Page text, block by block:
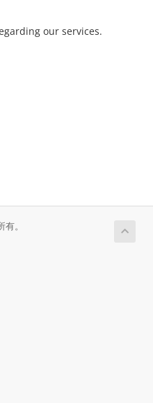
our services.
。